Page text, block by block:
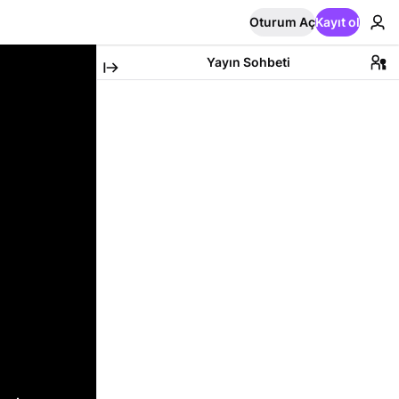
Oturum AçKayıt ol
Yayın Sohbeti